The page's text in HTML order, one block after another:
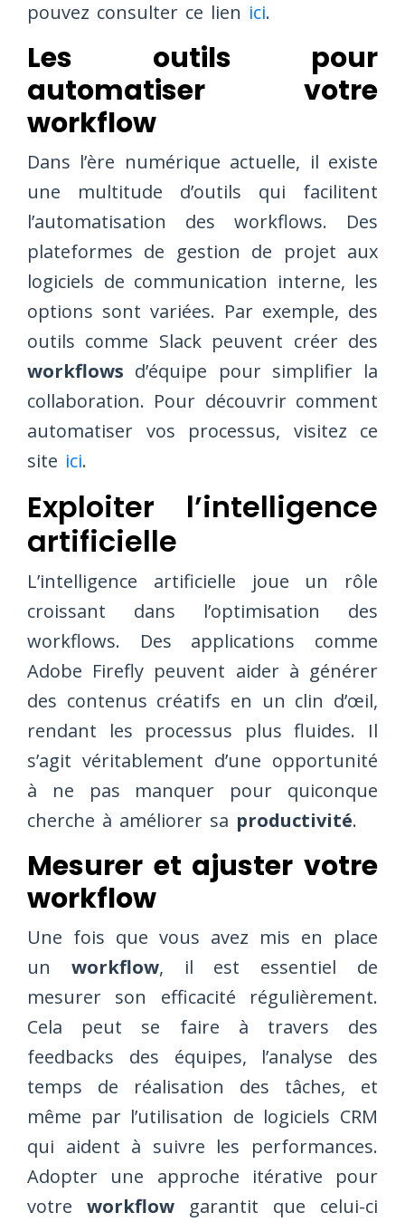
pouvez consulter ce lien ici.
Les outils pour
automatiser votre
workflow
Dans l’ère numérique actuelle, il existe
une multitude d’outils qui facilitent
l’automatisation des workflows. Des
plateformes de gestion de projet aux
logiciels de communication interne, les
options sont variées. Par exemple, des
outils comme Slack peuvent créer des
workflows d’équipe pour simplifier la
collaboration. Pour découvrir comment
automatiser vos processus, visitez ce
site ici.
Exploiter l’intelligence
artificielle
L’intelligence artificielle joue un rôle
croissant dans l’optimisation des
workflows. Des applications comme
Adobe Firefly peuvent aider à générer
des contenus créatifs en un clin d’œil,
rendant les processus plus fluides. Il
s’agit véritablement d’une opportunité
à ne pas manquer pour quiconque
cherche à améliorer sa productivité.
Mesurer et ajuster votre
workflow
Une fois que vous avez mis en place
un workflow, il est essentiel de
mesurer son efficacité régulièrement.
Cela peut se faire à travers des
feedbacks des équipes, l’analyse des
temps de réalisation des tâches, et
même par l’utilisation de logiciels CRM
qui aident à suivre les performances.
Adopter une approche itérative pour
votre workflow garantit que celui-ci